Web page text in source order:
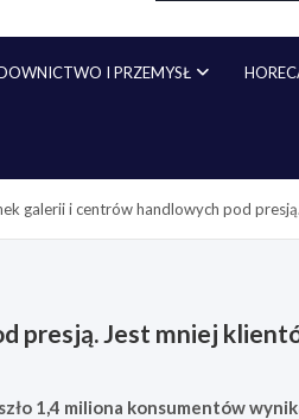
I PRZEMYSŁ
galerii i centrów handlowych pod
presją. Jest mniej
1,4 miliona konsumentów